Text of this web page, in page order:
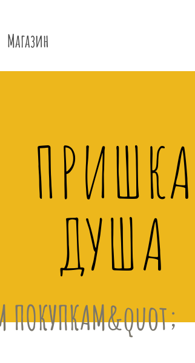
Магазин
ПРИШКА
ДУША
ПОКУПКАМ&quot;